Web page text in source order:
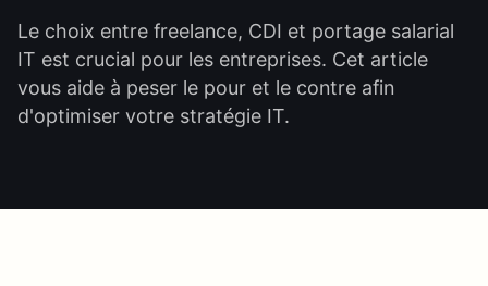
Le choix entre freelance, CDI et portage salarial
IT est crucial pour les entreprises. Cet article
vous aide à peser le pour et le contre afin
d'optimiser votre stratégie IT.